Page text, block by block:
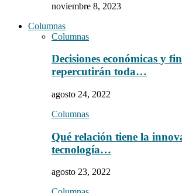
noviembre 8, 2023
Columnas
Columnas
Decisiones económicas y
repercutirán toda…
agosto 24, 2022
Columnas
Qué relación tiene la
tecnología…
agosto 23, 2022